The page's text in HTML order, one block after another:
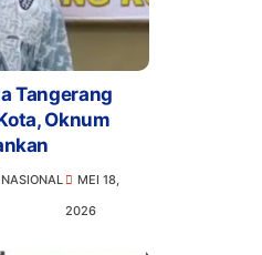
Tangerang
Oknum
MEI 18,
2026